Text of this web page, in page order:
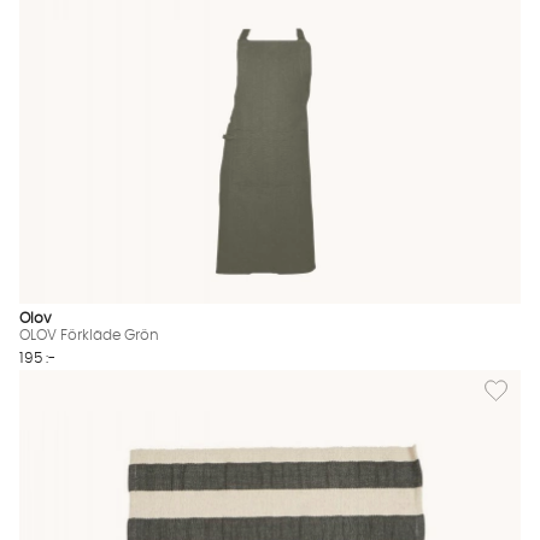
Olov
OLOV Förkläde Grön
195 :-
Lägg